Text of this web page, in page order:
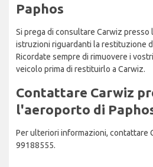
Paphos
Si prega di consultare Carwiz
istruzioni riguardanti la restituzione
Ricordate sempre di rimuovere i
veicolo prima di restituirlo a Carwiz.
Contattare Carwiz
l'aeroporto di
Per ulteriori informazioni, contattare
99188555.